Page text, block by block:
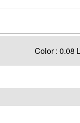
Color : 0.08